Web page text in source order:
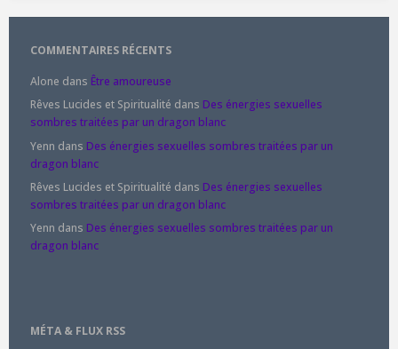
COMMENTAIRES RÉCENTS
Alone dans Être amoureuse
Rêves Lucides et Spiritualité dans Des énergies sexuelles
sombres traitées par un dragon blanc
Yenn dans Des énergies sexuelles sombres traitées par un
dragon blanc
Rêves Lucides et Spiritualité dans Des énergies sexuelles
sombres traitées par un dragon blanc
Yenn dans Des énergies sexuelles sombres traitées par un
dragon blanc
MÉTA & FLUX RSS